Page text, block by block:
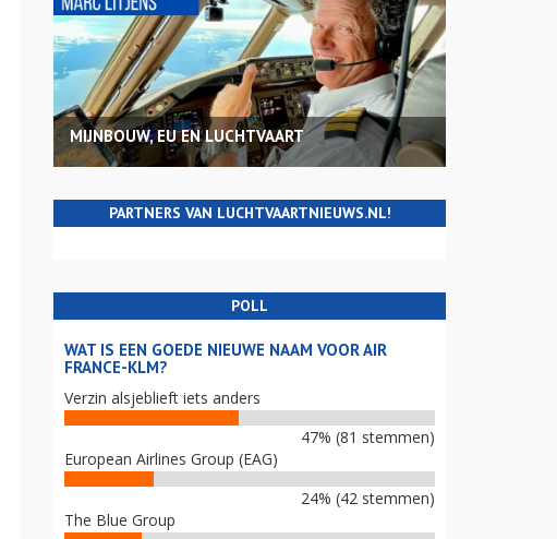
MIJNBOUW, EU EN LUCHTVAART
PARTNERS VAN LUCHTVAARTNIEUWS.NL!
POLL
WAT IS EEN GOEDE NIEUWE NAAM VOOR AIR
FRANCE-KLM?
Verzin alsjeblieft iets anders
47% (81 stemmen)
European Airlines Group (EAG)
24% (42 stemmen)
The Blue Group